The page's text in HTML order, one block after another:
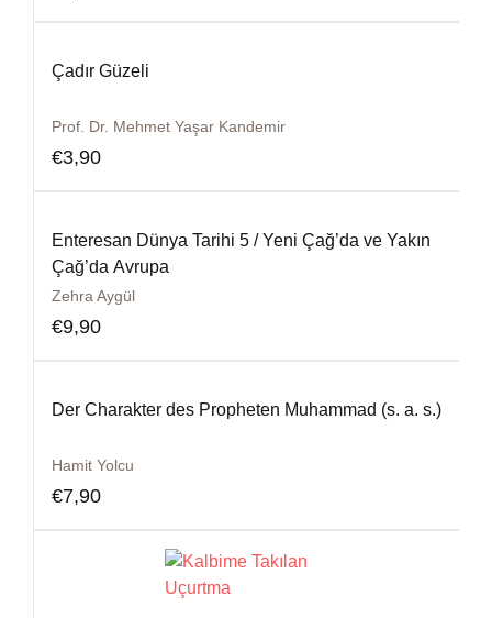
Çadır Güzeli
Prof. Dr. Mehmet Yaşar Kandemir
€3,90
Enteresan Dünya Tarihi 5 / Yeni Çağ’da ve Yakın
Çağ’da Avrupa
Zehra Aygül
€9,90
Der Charakter des Propheten Muhammad (s. a. s.)
Hamit Yolcu
€7,90